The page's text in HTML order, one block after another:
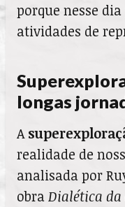
porque nesse
atividades de
longas
A
realidade de
analisada por
obraDialética da